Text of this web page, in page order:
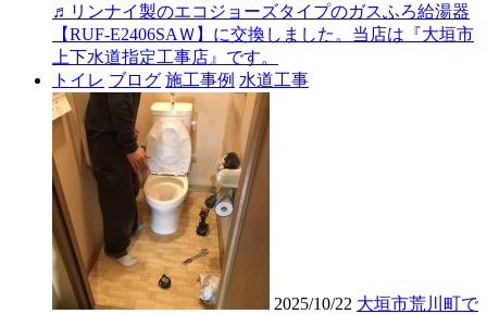
♬リンナイ製のエコジョーズタイプのガスふろ給湯器
【RUF-E2406SAＷ】に交換しました。当店は『大垣市
上下水道指定工事店』です。
トイレ ブログ 施工事例 水道工事
2025/10/22 大垣市荒川町で